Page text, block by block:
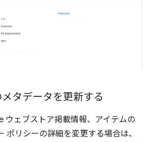
タデータを更新する
ウェブストア掲載情報、アイテムの
ポリシーの詳細を変更する場合は、